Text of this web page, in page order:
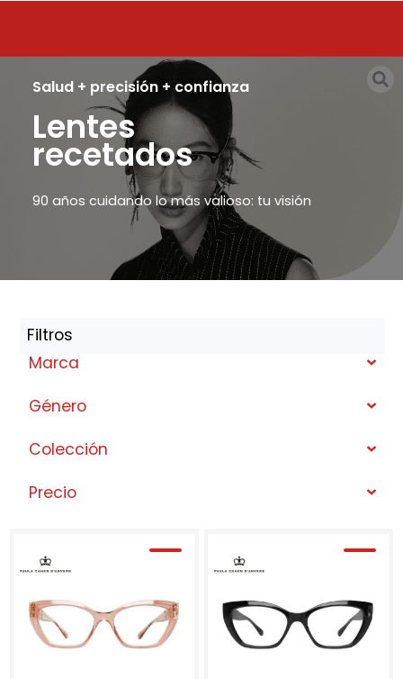
Salud + precisión + confianza
Lentes
recetados
90 años cuidando lo más valioso: tu visión
Filtros
Marca
Género
Colección
Precio